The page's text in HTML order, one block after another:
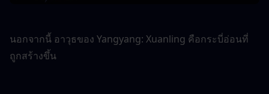
นอกจากนี้ อาวุธของ Yangyang: Xuanling คือกระบี่อ่อนที่
ถูกสร้างขึ้น